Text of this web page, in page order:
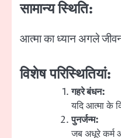
सामान्य स्थिति:
आत्मा का ध्यान अगले
विशेष परिस्थितियां:
गहरे बंधन:
यदि आत्मा के
पुनर्जन्म:
जब अधूरे कर्म